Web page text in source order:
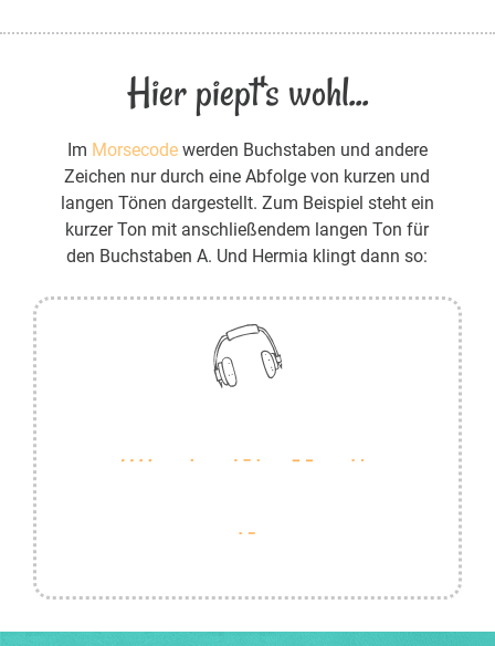
Hier piept's wohl...
Im Morsecodewerden Buchstaben und andere
Zeichen nur durch eine Abfolge von kurzen und
langen Tönen dargestellt. Zum Beispiel steht ein
kurzer Ton mit anschließendem langen Ton für
den Buchstaben A. Und Hermia klingt dann so: